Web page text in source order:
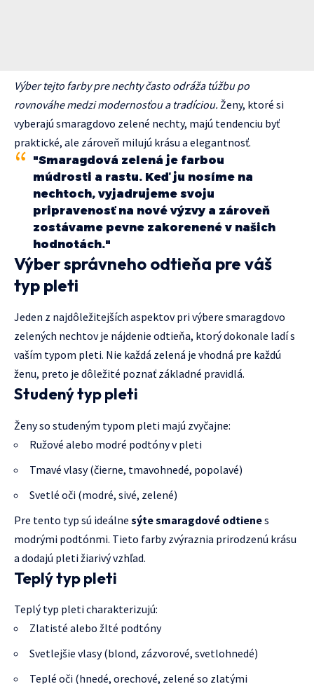
Výber tejto farby pre nechty často odráža túžbu po
rovnováhe medzi modernosťou a tradíciou. Ženy, ktoré si
vyberajú smaragdovo zelené nechty, majú tendenciu byť
praktické, ale zároveň milujú krásu a elegantnosť.
"Smaragdová zelená je farbou
múdrosti a rastu. Keď ju nosíme na
nechtoch, vyjadrujeme svoju
pripravenosť na nové výzvy a zároveň
zostávame pevne zakorenené v našich
hodnotách."
Výber správneho odtieňa pre váš
typ pleti
Jeden z najdôležitejších aspektov pri výbere smaragdovo
zelených nechtov je nájdenie odtieňa, ktorý dokonale ladí s
vaším typom pleti. Nie každá zelená je vhodná pre každú
ženu, preto je dôležité poznať základné pravidlá.
Studený typ pleti
Ženy so studeným typom pleti majú zvyčajne:
Ružové alebo modré podtóny v pleti
Tmavé vlasy (čierne, tmavohnedé, popolavé)
Svetlé oči (modré, sivé, zelené)
Pre tento typ sú ideálne sýte smaragdové odtienes
modrými podtónmi. Tieto farby zvýraznia prirodzenú krásu
a dodajú pleti žiarivý vzhľad.
Teplý typ pleti
Teplý typ pleti charakterizujú:
Zlatisté alebo žlté podtóny
Svetlejšie vlasy (blond, zázvorové, svetlohnedé)
Teplé oči (hnedé, orechové, zelené so zlatými